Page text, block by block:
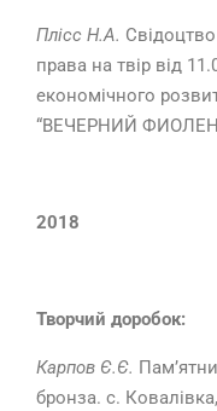
Плісс Н.А.
права на твір від
економічного
“ВЕЧЕРНИЙ
2018
Творчий доробок:
Карпов Є.Є.
бронза. с.